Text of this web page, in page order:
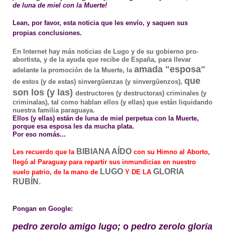
de luna de miel con la Muerte!
Lean, por favor, esta noticia que les envío, y saquen sus
propias conclusiones.
En Internet hay más noticias de Lugo y de su gobierno pro-
abortista, y de la ayuda que recibe de España, para llevar
adelante la promoción de la Muerte, la amada "esposa"
de estos (y de estas) sinvergüenzas (y sinvergüenzos), que
son los (y las) destructores (y destructoras) criminales (y
criminal as), tal como hablan ellos (y ellas) que están liquidando
nuestra familia paraguaya.
Ellos (y ellas) están de luna de miel perpetua con la Muerte,
porque esa esposa les da mucha plata.
Por eso nomás...
Les recuerdo que la BIBIANA AÍDO con su Himno al Aborto,
llegó al Paraguay para repartir sus inmundicias en nuestro
suelo patrio, de la mano de LUGO Y DE LA GLORIA
RUBÍN.
Pongan en Google:
pedro zerolo amigo lugo; o pedro zerolo gloria